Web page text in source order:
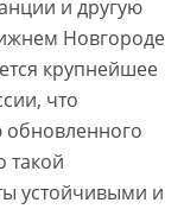
и другую
Новгороде
крупнейшее
что
обновленного
такой
устойчивыми и